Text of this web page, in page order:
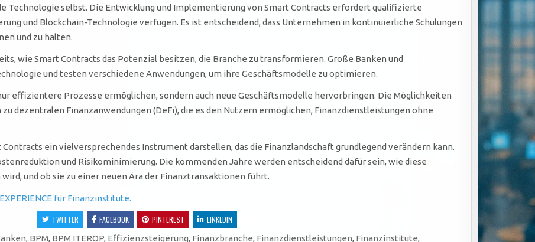
Technologie selbst. Die Entwicklung und Implementierung von Smart Contracts erfordert qualifizierte
und Blockchain-Technologie verfügen. Es ist entscheidend, dass Unternehmen in kontinuierliche Schulungen
und zu halten.
wie Smart Contracts das Potenzial besitzen, die Branche zu transformieren. Große Banken und
und testen verschiedene Anwendungen, um ihre Geschäftsmodelle zu optimieren.
effizientere Prozesse ermöglichen, sondern auch neue Geschäftsmodelle hervorbringen. Die Möglichkeiten
dezentralen Finanzanwendungen (DeFi), die es den Nutzern ermöglichen, Finanzdienstleistungen ohne
Contracts ein vielversprechendes Instrument darstellen, das die Finanzlandschaft grundlegend verändern kann.
und Risikominimierung. Die kommenden Jahre werden entscheidend dafür sein, wie diese
und ob sie zu einer neuen Ära der Finanztransaktionen führt.
für Finanzinstitute.
TWITTER FACEBOOK PINTEREST
LINKEDIN
, BPM, BPM ITEROP, Effizienzsteigerung, Finanzbranche, Finanzdienstleistungen, Finanzinstitute,